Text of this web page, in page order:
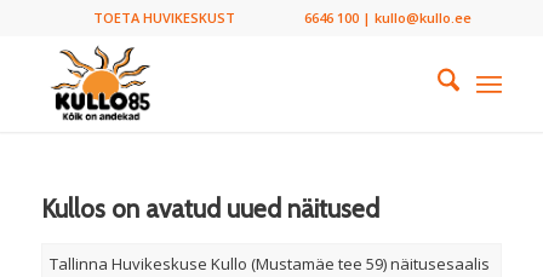
TOETA HUVIKESKUST 6646 100 | kullo@kullo.ee
Kullos on avatud uued näitused
Tallinna Huvikeskuse Kullo (Mustamäe tee 59) näitusesaalis